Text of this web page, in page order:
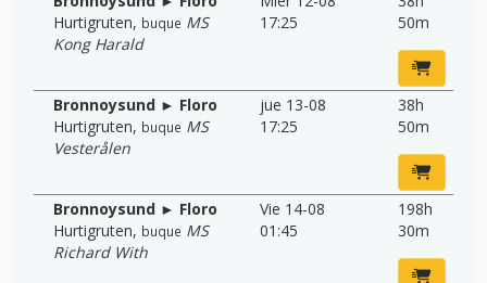
Hurtigruten, buque MS
Kong Harald
17:25
50m
Bronnoysund ► Floro
Hurtigruten, buque MS
Vesterålen
jue 13-08
17:25
38h
50m
Bronnoysund ► Floro
Hurtigruten, buque MS
Richard With
Vie 14-08
01:45
198h
30m